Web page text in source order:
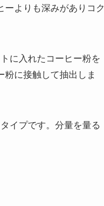
よりも深みがありコク
に入れたコーヒー粉を
に接触して抽出しま
イプです。分量を量る